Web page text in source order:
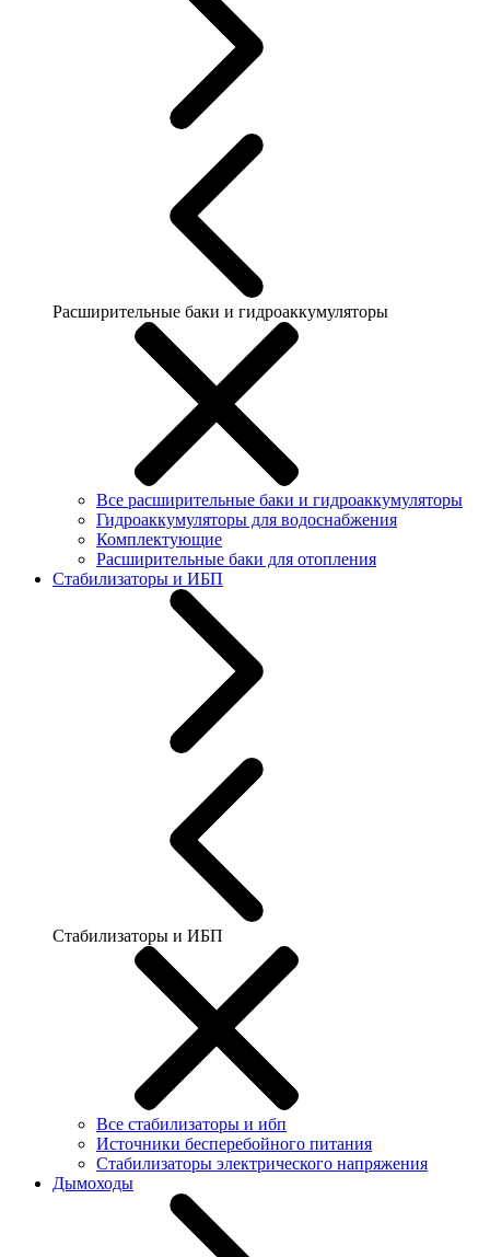
Расширительные баки и гидроаккумуляторы
Все расширительные баки и гидроаккумуляторы
Гидроаккумуляторы для водоснабжения
Комплектующие
Расширительные баки для отопления
Стабилизаторы и ИБП
Стабилизаторы и ИБП
Все стабилизаторы и ибп
Источники бесперебойного питания
Стабилизаторы электрического напряжения
Дымоходы